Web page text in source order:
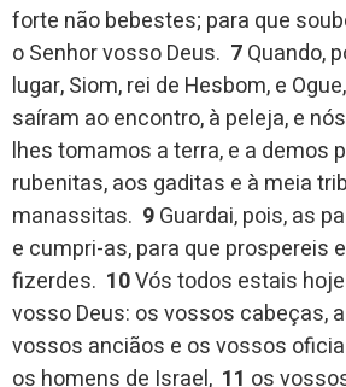
forte não bebestes; para que
o Senhor vosso Deus. 7Quando,
lugar, Siom, rei de Hesbom, e
saíram ao encontro, à peleja, e
lhes tomamos a terra, e a demos
rubenitas, aos gaditas e à meia
manassitas. 9Guardai, pois, as
e cumpri-as, para que prospereis
fizerdes. 10Vós todos estais
vosso Deus: os vossos cabeças,
vossos anciãos e os vossos
os homens de Israel, 11 os